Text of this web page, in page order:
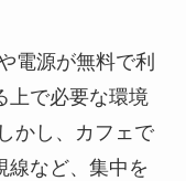
電源が無料で利
上で必要な環境
かし、カフェで
線など、集中を